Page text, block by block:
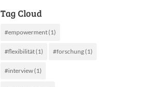
Tag Cloud
#empowerment(1)
#flexibilität(1) #forschung(1)
#interview(1)